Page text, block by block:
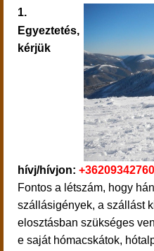
1.
Egyeztetés,
kérjük
hívj/hívjon: +36209342760
Fontos a létszám, hogy
szállásigények, a szállást
elosztásban szükséges
e saját hómacskátok,